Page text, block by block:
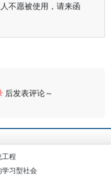
不愿被使用，请来函
后发表评论～
程
习型社会